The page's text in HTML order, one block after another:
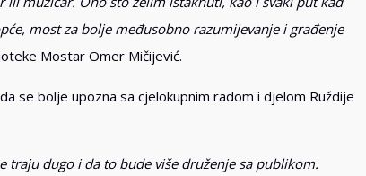
most za bolje međusobno razumijevanje i građenje
Mostar Omer Mičijević.
se bolje upozna sa cjelokupnim radom i djelom Ruždije
traju dugo i da to bude više druženje sa publikom.